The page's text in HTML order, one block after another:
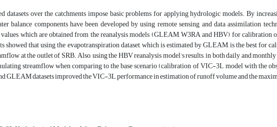
datasets over the catchments impose basic problems for applying hydrologic models. By
balance components have been developed by using remote sensing and data assimilation
which are obtained from the reanalysis models (GLEAM, W3RA and HBV) for
showed that using the evapotranspiration dataset, which is estimated by GLEAM, is the best
at the outlet of SRB. Also, using the HBV reanalysis model’s results, in both daily and
streamflow when comparing to the base scenario (calibration of VIC-3L model with the
GLEAM datasets improved the VIC-3L performance in estimation of runoff volume and the